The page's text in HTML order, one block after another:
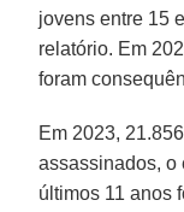
jovens entre 15
relatório. Em
foram
Em 2023,
assassinados, o
últimos 11 anos